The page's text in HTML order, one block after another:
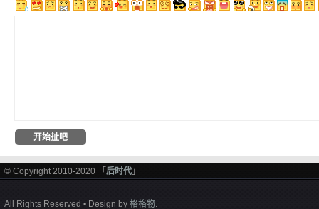
© Copyright 2010-2020 「 后时代 」
All Rights Reserved • Design by 格格物.